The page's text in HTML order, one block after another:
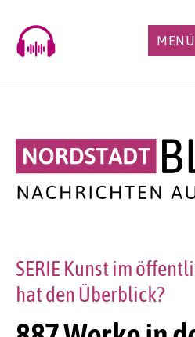
content
MENÜ
SERIE Kunst im
hat den Überblick?